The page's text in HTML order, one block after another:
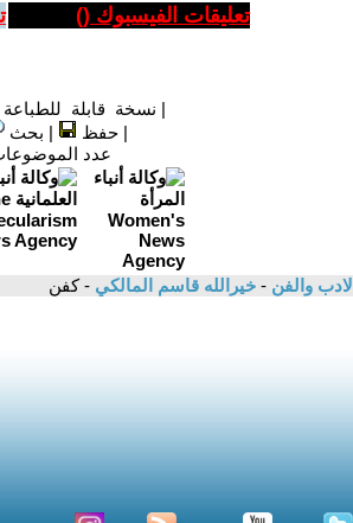
تعليقات الفيسبوك ()
| نسخة قابلة للطباعة
|حفظ | بحث
عدد
الادب والفن - خيرالله قاسم المالكي - كفن